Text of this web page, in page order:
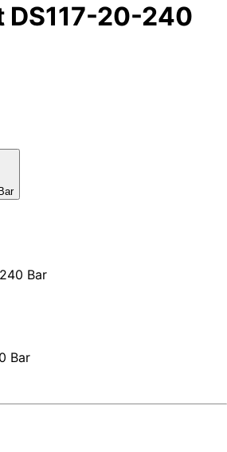
DS117-20-240
Bar
Bar